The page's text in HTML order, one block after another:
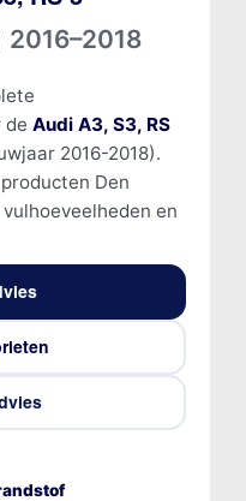
2016–2018
de Audi A3, S3, RS
2016-2018).
Den
en